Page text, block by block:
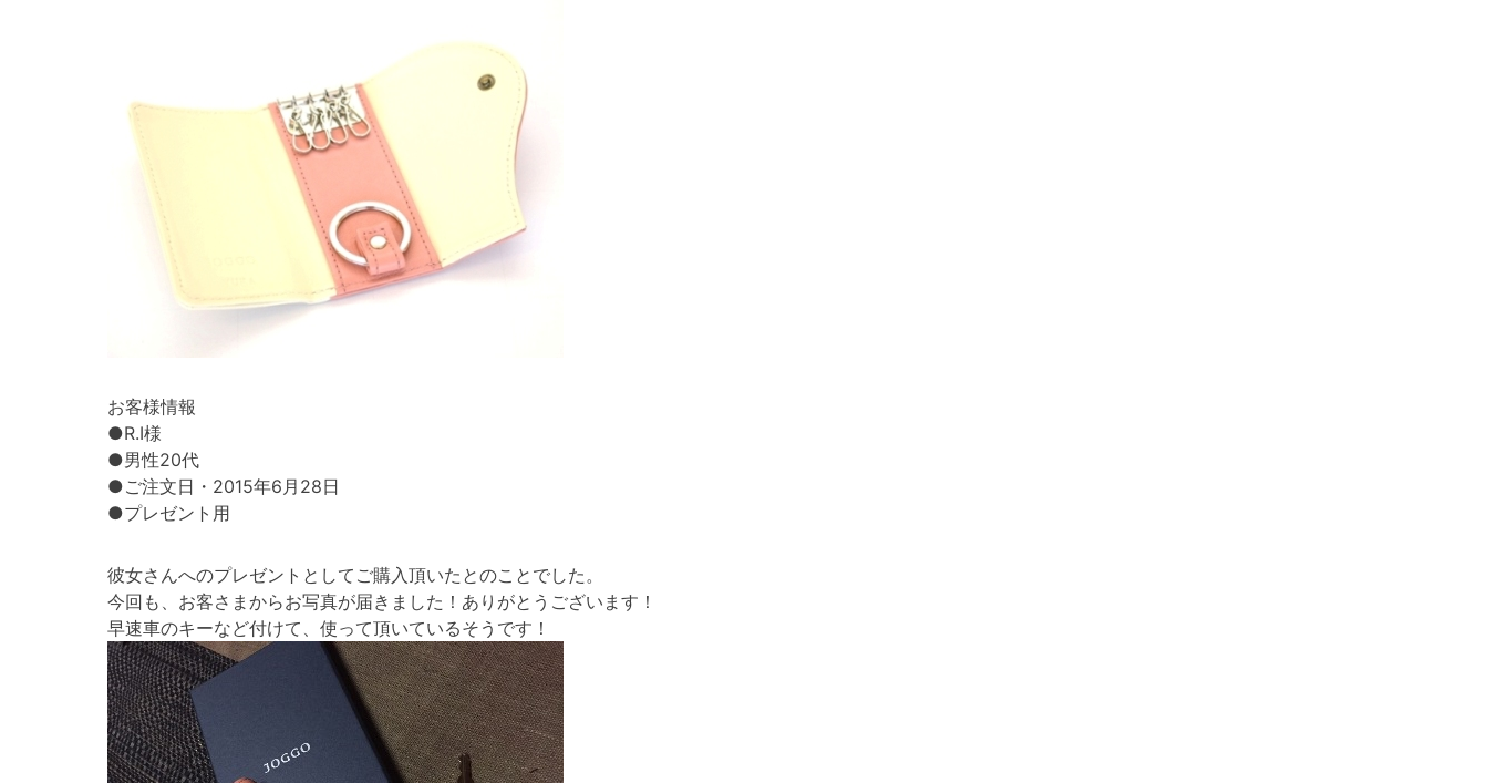
お客様情報
●R.I様
●男性20代
●ご注文日・2015年6月28日
●プレゼント用
彼女さんへのプレゼントとしてご購入頂いたとのことでした。
今回も、お客さまからお写真が届きました！ありがとうございます！
早速車のキーなど付けて、使って頂いているそうです！